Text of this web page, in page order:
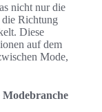
nicht nur die
die Richtung
Diese
auf dem
Mode,
Modebranche